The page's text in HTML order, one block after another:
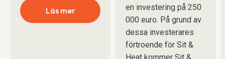
Läs mer
en investering på 250
000 euro. På grund av
dessa investerares
förtroende för Sit &